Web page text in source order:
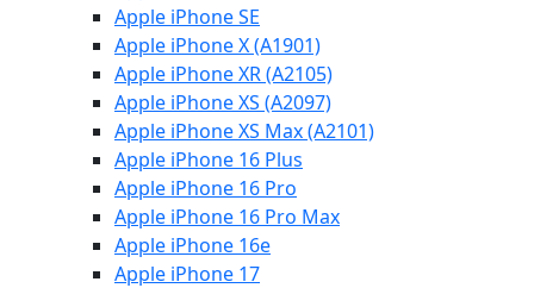
Apple iPhone SE
Apple iPhone X (A1901)
Apple iPhone XR (A2105)
Apple iPhone XS (A2097)
Apple iPhone XS Max (A2101)
Apple iPhone 16 Plus
Apple iPhone 16 Pro
Apple iPhone 16 Pro Max
Apple iPhone 16e
Apple iPhone 17